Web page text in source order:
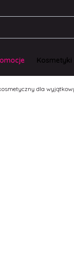
dla